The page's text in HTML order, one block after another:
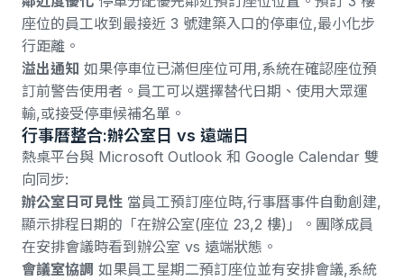
座位的員工收到最接近 3 號建築入口的停車位,最小化步
行距離。
溢出通知 如果停車位已滿但座位可用,系統在確認座位預
訂前警告使用者。員工可以選擇替代日期、使用大眾運
輸,或接受停車候補名單。
行事曆整合:辦公室日 vs 遠端日
熱桌平台與 Microsoft Outlook 和 Google Calendar 雙
向同步:
辦公室日可見性 當員工預訂座位時,行事曆事件自動創建,
顯示排程日期的「在辦公室(座位 23,2 樓)」。團隊成員
在安排會議時看到辦公室 vs 遠端狀態。
會議室協調 如果員工星期二預訂座位並有安排會議,系統